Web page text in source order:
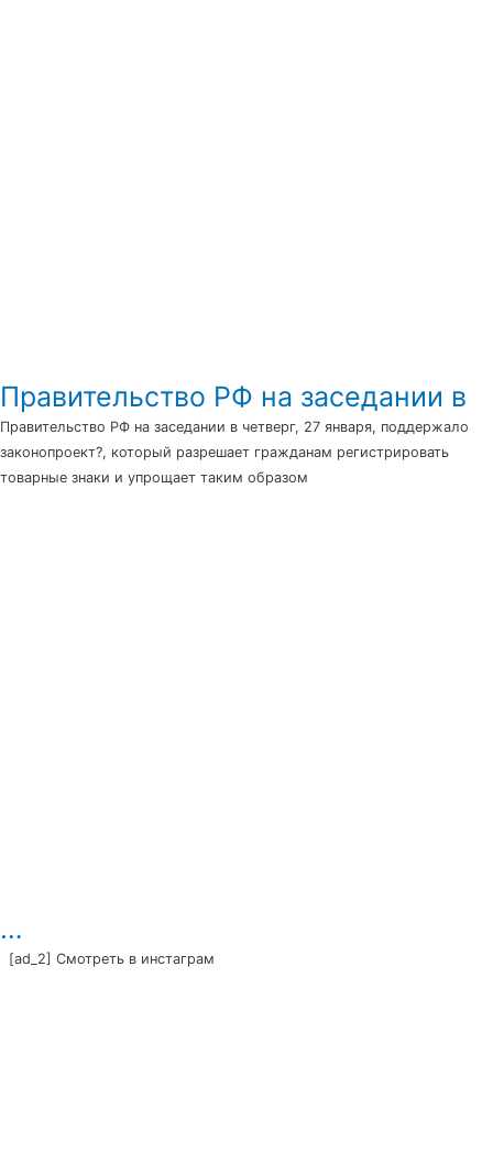
Правительство РФ на заседании в
Правительство РФ на заседании в четверг, 27 января, поддержало
законопроект?, который разрешает гражданам регистрировать
товарные знаки и упрощает таким образом
…
[ad_2] Смотреть в инстаграм